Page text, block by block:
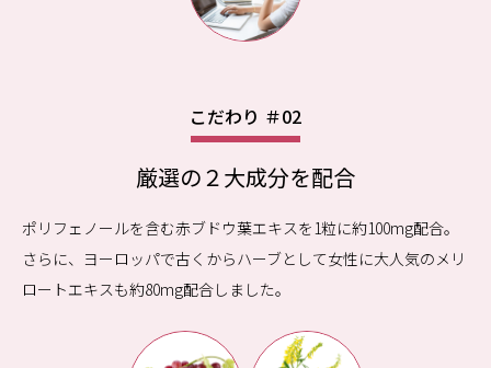
こだわり ＃02
厳選の２大成分を配合
ポリフェノールを含む赤ブドウ葉エキスを1粒に約100mg配合。
さらに、ヨーロッパで古くからハーブとして女性に大人気のメリ
ロートエキスも約80mg配合しました。